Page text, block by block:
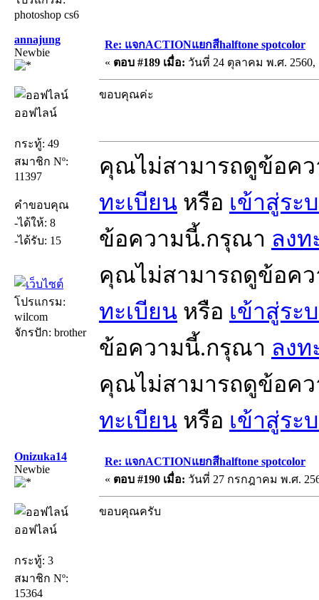
photoshop cs6
annajung
Newbie
ออฟไลน์
กระทู้: 49
สมาชิก Nº:
11397
คำขอบคุณ
-ได้ให้: 8
-ได้รับ: 15
โปรแกรม:
wilcom
จักรปัก: brother
Re: แจกACTIONแยกสีhalftone spotcolor
« ตอบ #189 เมื่อ: วันที่ 24 ตุลาคม พ.ศ. 2560,
ขอบคุณค่ะ
คุณไม่สามารถดูข้อค
ทะเบียน หรือ เข้าสู่ระ
ข้อความนี้.กรุณา ลงท
คุณไม่สามารถดูข้อค
ทะเบียน หรือ เข้าสู่ระ
ข้อความนี้.กรุณา ลงท
คุณไม่สามารถดูข้อค
ทะเบียน หรือ เข้าสู่ระ
Onizuka14
Newbie
ออฟไลน์
กระทู้: 3
สมาชิก Nº:
15364
Re: แจกACTIONแยกสีhalftone spotcolor
« ตอบ #190 เมื่อ: วันที่ 27 กรกฎาคม พ.ศ.
ขอบคุณครับ